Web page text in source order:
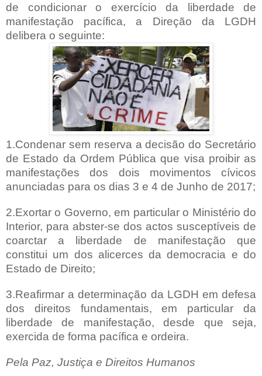
de condicionar o exercício da liberdade de
manifestação pacífica, a Direção da LGDH
delibera o seguinte:
1.Condenar sem reserva a decisão do Secretário
de Estado da Ordem Pública que visa proibir as
manifestações dos dois movimentos cívicos
anunciadas para os dias 3 e 4 de Junho de 2017;
2.Exortar o Governo, em particular o Ministério do
Interior, para abster-se dos actos susceptíveis de
coarctar a liberdade de manifestação que
constitui um dos alicerces da democracia e do
Estado de Direito;
3.Reafirmar a determinação da LGDH em defesa
dos direitos fundamentais, em particular da
liberdade de manifestação, desde que seja,
exercida de forma pacífica e ordeira.
Pela Paz, Justiça e Direitos Humanos